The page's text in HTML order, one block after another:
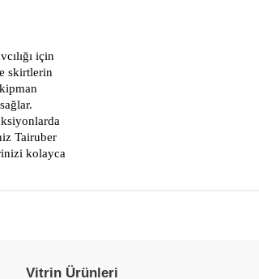
için
skirtlerin
Tairuber
kolayca
Vitrin Ürünleri